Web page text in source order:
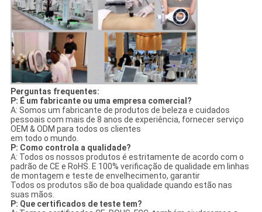
Perguntas frequentes:
P: É um fabricante ou uma empresa comercial?
A: Somos um fabricante de produtos de beleza e cuidados
pessoais com mais de 8 anos de experiência, fornecer serviço
OEM & ODM para todos os clientes
em todo o mundo.
P: Como controla a qualidade?
A: Todos os nossos produtos é estritamente de acordo com o
padrão de CE e RoHS. E 100% verificação de qualidade em linhas
de montagem e teste de envelhecimento, garantir
Todos os produtos são de boa qualidade quando estão nas
suas mãos.
P: Que certificados de teste tem?